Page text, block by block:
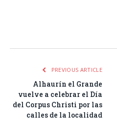
PREVIOUS ARTICLE
Alhaurín el Grande
vuelve a celebrar el Día
del Corpus Christi por las
calles de la localidad